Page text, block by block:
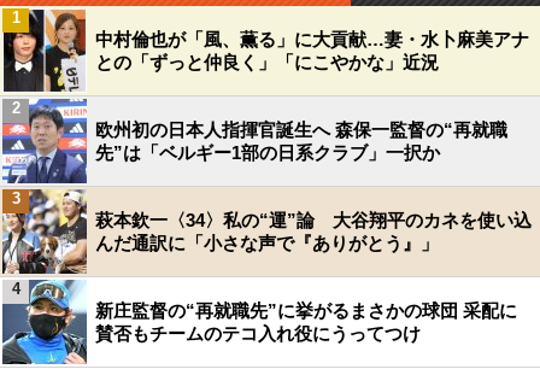
中村倫也が「風、薫る」に大貢献…妻・水卜麻美アナ
との「ずっと仲良く」「にこやかな」近況
1
欧州初の日本人指揮官誕生へ 森保一監督の“再就職
先”は「ベルギー1部の日系クラブ」一択か
2
萩本欽一〈34〉私の“運”論 大谷翔平のカネを使い込
んだ通訳に「小さな声で『ありがとう』」
3
新庄監督の“再就職先”に挙がるまさかの球団 采配に
賛否もチームのテコ入れ役にうってつけ
4